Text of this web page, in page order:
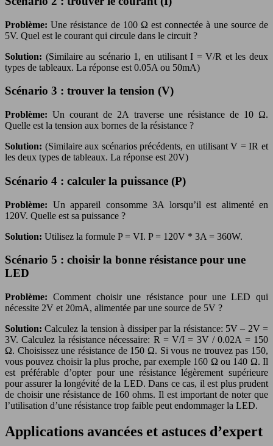
Problème:Une résistance de 100 Ω est connectée à une source de
5V. Quel est le courant qui circule dans le circuit ?
Solution: (Similaire au scénario 1, en utilisant I = V/R et les deux
types de tableaux. La réponse est 0.05A ou 50mA)
Scénario 3 : trouver la tension (V)
Problème:Un courant de 2A traverse une résistance de 10 Ω.
Quelle est la tension aux bornes de la résistance ?
Solution: (Similaire aux scénarios précédents, en utilisant V = IR et
les deux types de tableaux. La réponse est 20V)
Scénario 4 : calculer la puissance (P)
Problème: Un appareil consomme 3A lorsqu’il est alimenté en
120V. Quelle est sa puissance ?
Solution: Utilisez la formule P = VI. P = 120V * 3A = 360W.
Scénario 5 : choisir la bonne résistance pour une
LED
Problème: Comment choisir une résistance pour une LED qui
nécessite 2V et 20mA, alimentée par une source de 5V ?
Solution:Calculez la tension à dissiper par la résistance: 5V – 2V =
3V. Calculez la résistance nécessaire: R = V/I = 3V / 0.02A = 150
Ω. Choisissez une résistance de 150 Ω. Si vous ne trouvez pas 150,
vous pouvez choisir la plus proche, par exemple 160 Ω ou 140 Ω. Il
est préférable d’opter pour une résistance légèrement supérieure
pour assurer la longévité de la LED. Dans ce cas, il est plus prudent
de choisir une résistance de 160 ohms. Il est important de noter que
l’utilisation d’une résistance trop faible peut endommager la LED.
Applications avancées et astuces d’expert